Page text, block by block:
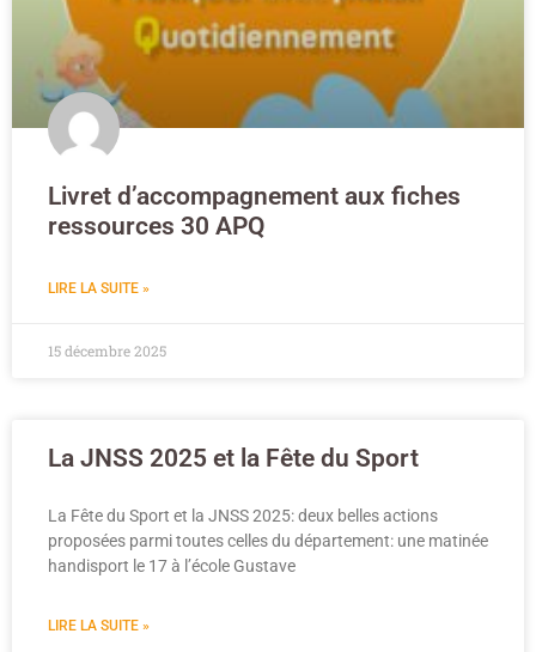
Livret d’accompagnement aux fiches
ressources 30 APQ
LIRE LA SUITE »
15 décembre 2025
La JNSS 2025 et la Fête du Sport
La Fête du Sport et la JNSS 2025: deux belles actions
proposées parmi toutes celles du département: une matinée
handisport le 17 à l’école Gustave
LIRE LA SUITE »